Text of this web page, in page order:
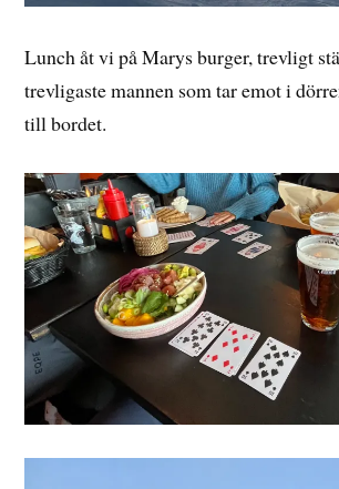
Lunch åt vi på Marys burger, trevligt
trevligaste mannen som tar emot i
till bordet.